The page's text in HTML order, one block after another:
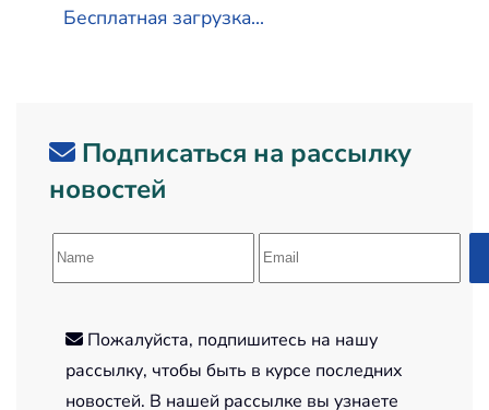
Бесплатная загрузка...
Подписаться на рассылку
новостей
Пожалуйста, подпишитесь на нашу
рассылку, чтобы быть в курсе последних
новостей. В нашей рассылке вы узнаете